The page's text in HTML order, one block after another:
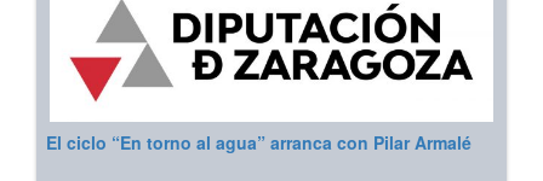
El ciclo “En torno al agua” arranca con Pilar Armalé